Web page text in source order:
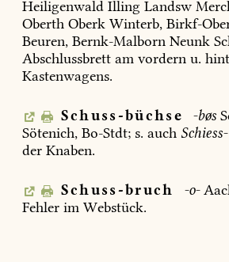
Heiligenwald Illing Landsw
Oberth Oberk Winterb, Birkf-
Beuren, Bernk-Malborn Neunk
Abschlussbrett am vordern u.
Kastenwagens.
Schuss-büchse -bøs
Sötenich, Bo-Stdt; s. auch Schiess-
der Knaben.
Schuss-bruch -o-
Fehler im Webstück.